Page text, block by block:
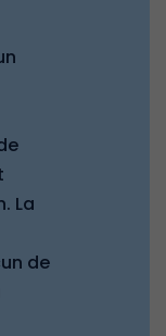
La
de